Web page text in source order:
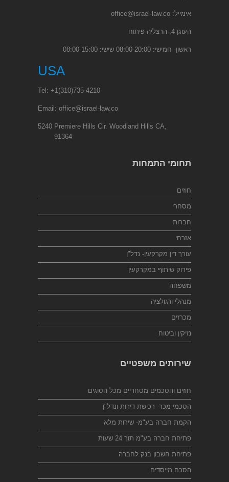
אימייל: office@israel-law.co
העוגן 4, הרצליה פיתוח
ראשון- חמישי: 08:00-20:00 שישי: 08:00-15:00
USA
Tel: +1(310)735-4210
Email: office@israel-law.co
5240 Premiere Hills Cir. Woodland Hills CA,
91364
תחומי התמחות
חוזים
מסחרי
חברות
אזרחי
עורך דין מקרקעין- נדל"ן
פירוק שיתוף במקרקעין
משפחה
מנהלי ורגולציה
מכרזים
נזיקין וביטוח
שירותים משפטיים
חוזים והסכמים מסחריים מכל הסוגים
הסכמי מכר- רכישת דירות ונדל"ן
הקמת חברה בע"מ- שירות מלא
פתיחת חברה בע"מ תוך 24 שעות
פתיחת חשבון בנק לחברה
הסכם מייסדים